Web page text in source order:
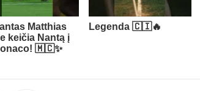
Matthias
keičia Nantą į
🇲🇨✨
Legenda 🇨🇮🔥